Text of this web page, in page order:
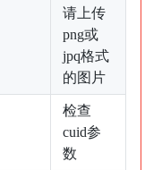
请上传
png或
jpq格式
的图片
检查
cuid参
数